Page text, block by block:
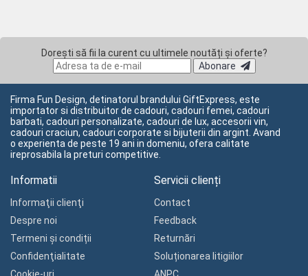
Dorești să fii la curent cu ultimele noutăți și oferte?
Abonare
Firma Fun Design, detinatorul brandului GiftExpress, este
importator si distribuitor de cadouri, cadouri femei, cadouri
barbati, cadouri personalizate, cadouri de lux, accesorii vin,
cadouri craciun, cadouri corporate si bijuterii din argint. Avand
o experienta de peste 19 ani in domeniu, ofera calitate
ireprosabila la preturi competitive.
Informatii
Informaţii clienţi
Despre noi
Termeni și condiții
Confidenţialitate
Servicii clienți
Contact
Feedback
Returnări
Soluționarea litigiilor